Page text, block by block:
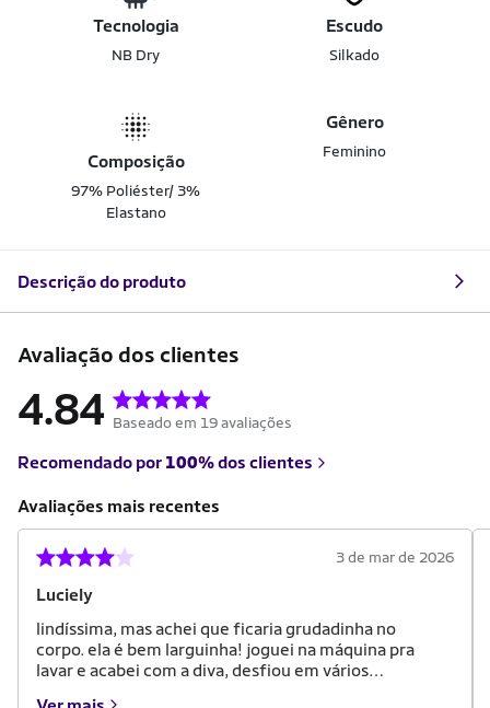
Tecnologia
NB Dry
Escudo
Silkado
Composição
97% Poliéster/ 3%
Elastano
Gênero
Feminino
Descrição do produto
Avaliação dos clientes
4.84 Baseado em 19 avaliações
Recomendado por 100%dos clientes
Avaliações mais recentes
Luciely
3 de mar de 2026
lindíssima, mas achei que ficaria grudadinha no
corpo. ela é bem larguinha! joguei na máquina pra
lavar e acabei com a diva, desfiou em vários